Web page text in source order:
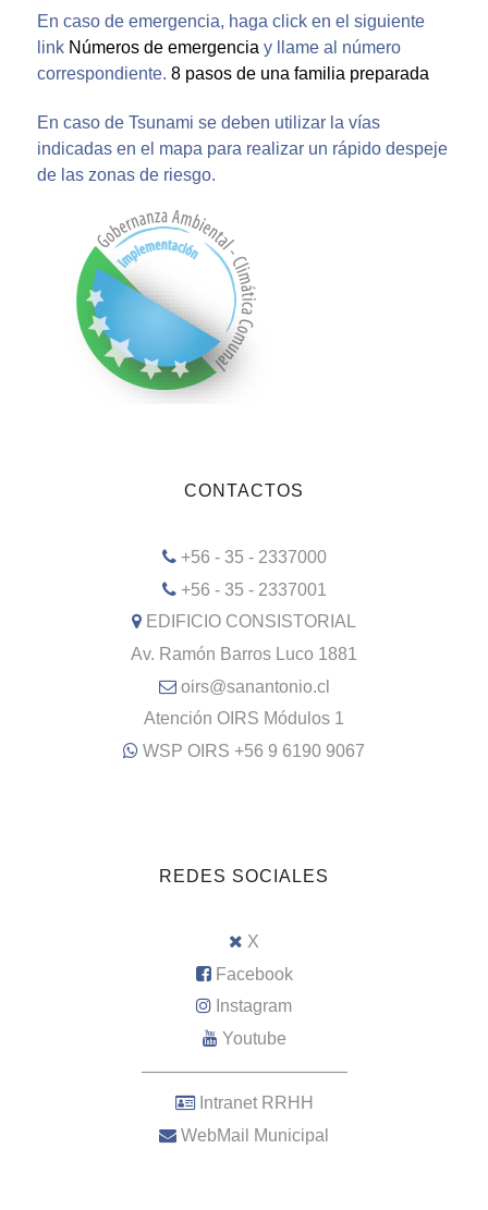
En caso de emergencia, haga click en el siguiente
link Números de emergencia y llame al número
correspondiente. 8 pasos de una familia preparada
En caso de Tsunami se deben utilizar la vías
indicadas en el mapa para realizar un rápido despeje
de las zonas de riesgo.
CONTACTOS
+56 - 35 - 2337000
+56 - 35 - 2337001
EDIFICIO CONSISTORIAL
Av. Ramón Barros Luco 1881
oirs@sanantonio.cl
Atención OIRS Módulos 1
WSP OIRS +56 9 6190 9067
REDES SOCIALES
X
Facebook
Instagram
Youtube
–––––––––––––––––––––
Intranet RRHH
WebMail Municipal